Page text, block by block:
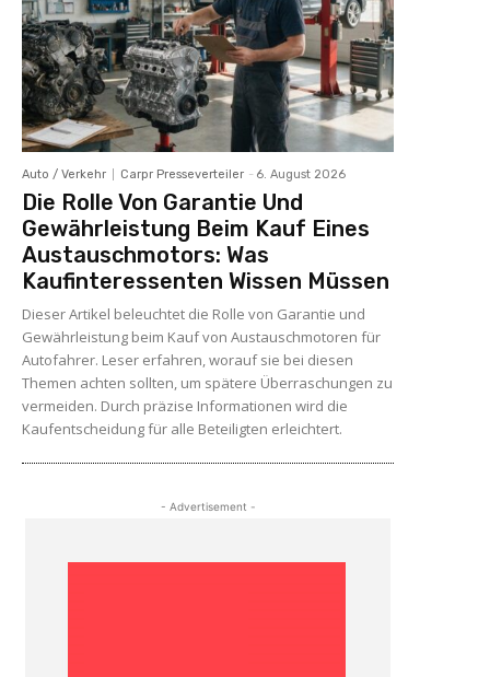
Auto / Verkehr Carpr Presseverteiler - 6. August 2026
Die Rolle Von Garantie Und
Gewährleistung Beim Kauf Eines
Austauschmotors: Was
Kaufinteressenten Wissen Müssen
Dieser Artikel beleuchtet die Rolle von Garantie und
Gewährleistung beim Kauf von Austauschmotoren für
Autofahrer. Leser erfahren, worauf sie bei diesen
Themen achten sollten, um spätere Überraschungen zu
vermeiden. Durch präzise Informationen wird die
Kaufentscheidung für alle Beteiligten erleichtert.
- Advertisement -